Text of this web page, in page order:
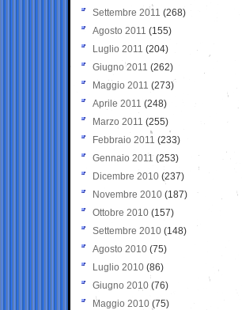
Settembre 2011 (268)
Agosto 2011 (155)
Luglio 2011 (204)
Giugno 2011 (262)
Maggio 2011 (273)
Aprile 2011 (248)
Marzo 2011 (255)
Febbraio 2011 (233)
Gennaio 2011 (253)
Dicembre 2010 (237)
Novembre 2010 (187)
Ottobre 2010 (157)
Settembre 2010 (148)
Agosto 2010 (75)
Luglio 2010 (86)
Giugno 2010 (76)
Maggio 2010 (75)